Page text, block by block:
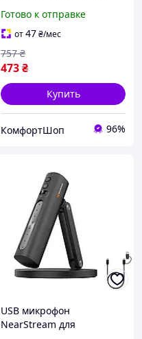
планшеты 150 см черный
0000000538
Готово к отправке
от47₴/мес
473₴
757 ₴
Купить
КомфортШоп 96%
USB микрофон
NearStream для